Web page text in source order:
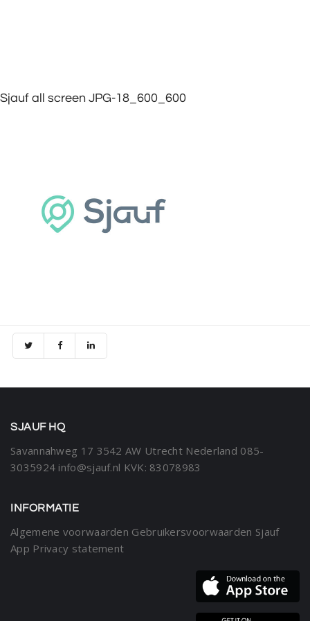
Sjauf all screen JPG-18_600_600
SJAUF HQ
Savannahweg 17 3542 AW Utrecht Nederland 085-
3035924 info@sjauf.nl KVK: 83078983
INFORMATIE
Algemene voorwaarden Gebruikersvoorwaarden Sjauf
App Privacy statement